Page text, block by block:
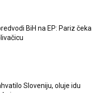
BiH na EP: Pariz čeka
Sloveniju, oluje idu